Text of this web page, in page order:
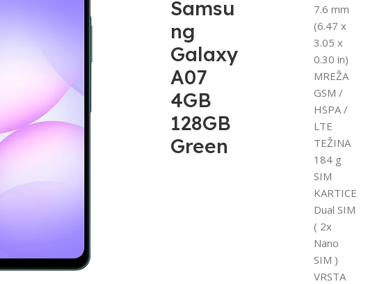
Samsu
ng
Galaxy
A07
4GB
128GB
Green
7.6 mm
(6.47 x
3.05 x
0.30 in)
MREŽA
GSM /
HSPA /
LTE
TEŽINA
184 g
SIM
KARTICE
Dual SIM
( 2x
Nano
SIM )
VRSTA